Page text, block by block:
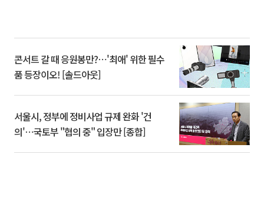
콘서트 갈 때 응원봉만?⋯'최애' 위한 필수
품 등장이오! [솔드아웃]
서울시, 정부에 정비사업 규제 완화 '건
의'⋯국토부 "협의 중" 입장만 [종합]